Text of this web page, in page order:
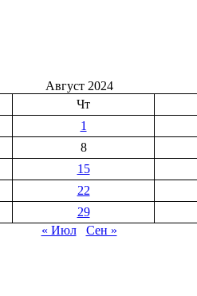
Август 2024
Чт
1
8
15
22
29
« Июл
Сен »